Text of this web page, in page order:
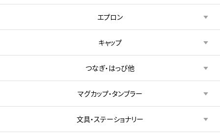
エプロン
キャップ
つなぎ・はっぴ他
マグカップ・タンブラー
文具・ステーショナリー